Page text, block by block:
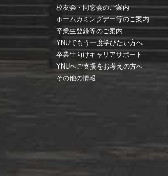
校友会・同窓会のご案内
ホームカミングデー等のご案内
卒業生登録等のご案内
YNUでもう一度学びたい方へ
卒業生向けキャリアサポート
YNUへご支援をお考えの方へ
その他の情報